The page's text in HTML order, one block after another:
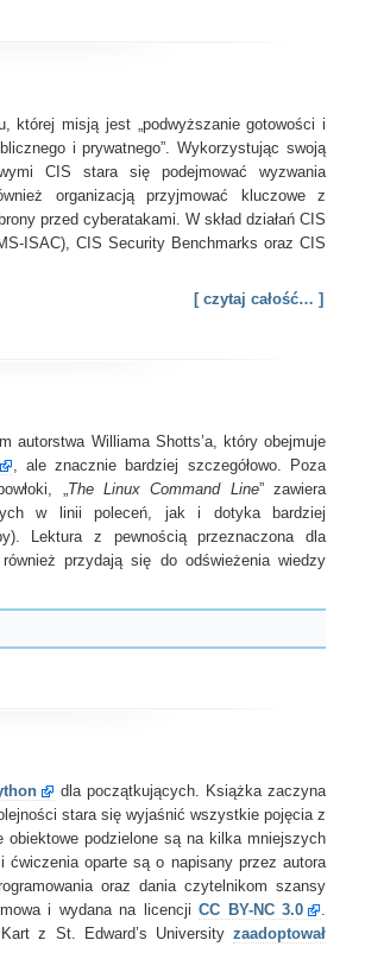
której misją jest „podwyższanie gotowości i
i prywatnego”. Wykorzystując swoją
CIS stara się podejmować wyzwania
organizacją przyjmować kluczowe z
przed cyberatakami. W skład działań CIS
ISAC), CIS Security Benchmarks oraz CIS
[ czytaj całość… ]
autorstwa Williama Shotts’a, który obejmuje
, ale znacznie bardziej szczegółowo. Poza
„The Linux Command Line” zawiera
w linii poleceń, jak i dotyka bardziej
Lektura z pewnością przeznaczona dla
przydają się do odświeżenia wiedzy
dla początkujących. Książka zaczyna
stara się wyjaśnić wszystkie pojęcia z
obiektowe podzielone są na kilka mniejszych
ćwiczenia oparte są o napisany przez autora
oraz dania czytelnikom szansy
i wydana na licencjiCC BY-NC 3.0
.
z St. Edward’s Universityzaadoptował